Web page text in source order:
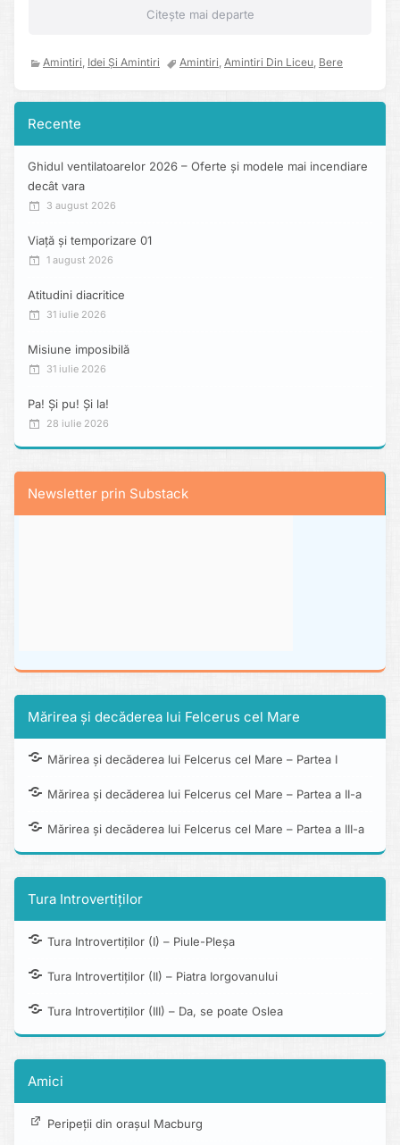
Citește mai departe
Amintiri, Idei Și Amintiri Amintiri, Amintiri Din Liceu, Bere
Recente
Ghidul ventilatoarelor 2026 – Oferte și modele mai incendiare
decât vara
3 august 2026
Viață și temporizare 01
1 august 2026
Atitudini diacritice
31 iulie 2026
Misiune imposibilă
31 iulie 2026
Pa! Și pu! Și la!
28 iulie 2026
Newsletter prin Substack
Mărirea și decăderea lui Felcerus cel Mare
Mărirea și decăderea lui Felcerus cel Mare – Partea I
Mărirea și decăderea lui Felcerus cel Mare – Partea a II-a
Mărirea și decăderea lui Felcerus cel Mare – Partea a III-a
Tura Introvertiților
Tura Introvertiților (I) – Piule-Pleșa
Tura Introvertiților (II) – Piatra Iorgovanului
Tura Introvertiților (III) – Da, se poate Oslea
Amici
Peripeții din orașul Macburg